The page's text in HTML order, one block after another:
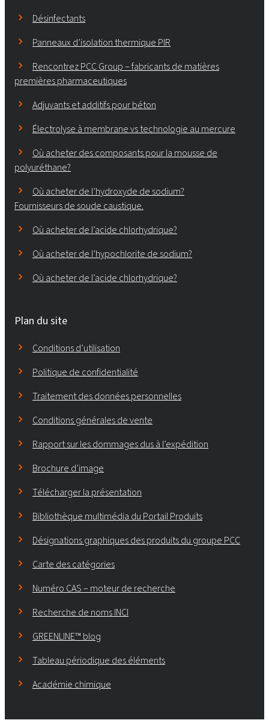
Désinfectants
Panneaux d’isolation thermique PIR
Rencontrez PCC Group – fabricants de matières
premières pharmaceutiques
Adjuvants et additifs pour béton
Électrolyse à membrane vs technologie au mercure
Où acheter des composants pour la mousse de
polyuréthane?
Où acheter de l’hydroxyde de sodium?
Fournisseurs de soude caustique.
Où acheter de l’acide chlorhydrique?
Où acheter de l’hypochlorite de sodium?
Où acheter de l’acide chlorhydrique?
Plan du site
Conditions d’utilisation
Politique de confidentialité
Traitement des données personnelles
Conditions générales de vente
Rapport sur les dommages dus à l’expédition
Brochure d’image
Télécharger la présentation
Bibliothèque multimédia du Portail Produits
Désignations graphiques des produits du groupe PCC
Carte des catégories
Numéro CAS – moteur de recherche
Recherche de noms INCI
GREENLINE™ blog
Tableau périodique des éléments
Académie chimique